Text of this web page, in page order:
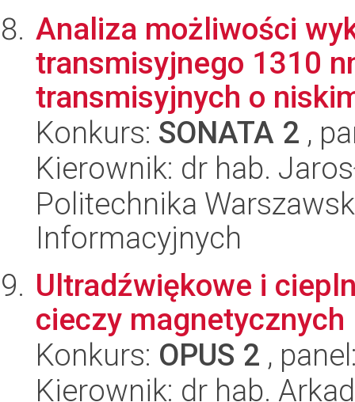
Analiza możliwości
transmisyjnego 1310
transmisyjnych o
Konkurs: SONATA 2 ,
Kierownik: dr hab.
Politechnika
Informacyjnych
Ultradźwiękowe i
cieczy magnetycznych
Konkurs: OPUS 2 ,
Kierownik: dr hab.